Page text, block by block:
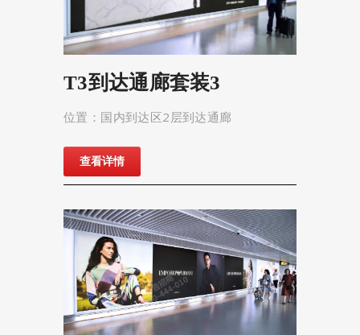
T3到达通廊套装3
位置：国内到达区2层到达通廊
查看详情